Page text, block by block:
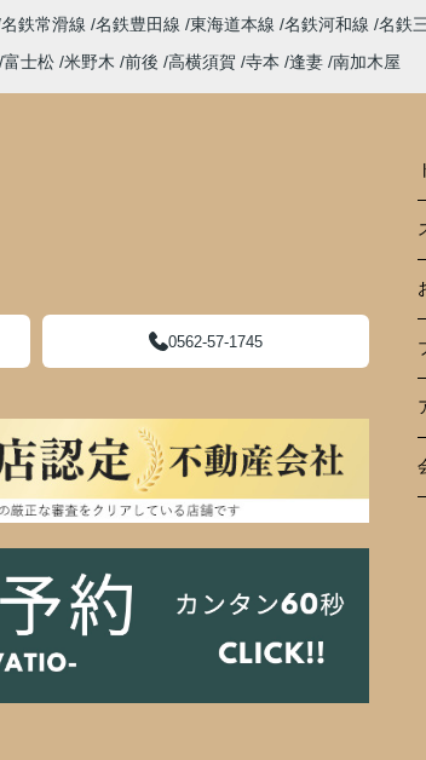
名鉄常滑線 名鉄豊田線 東海道本線 名鉄河和線 名鉄
富士松 米野木 前後 高横須賀 寺本 逢妻 南加木屋
0562-57-1745